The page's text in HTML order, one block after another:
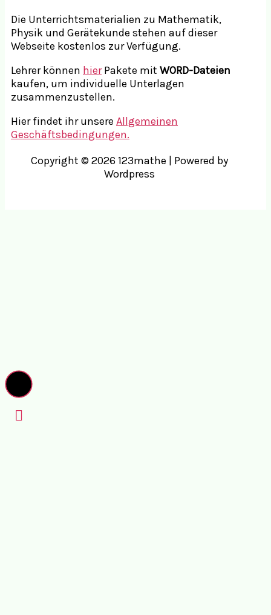
Die Unterrichtsmaterialien zu Mathematik,
Physik und Gerätekunde stehen auf dieser
Webseite kostenlos zur Verfügung.
Lehrer können hierPakete mit WORD-Dateien
kaufen, um individuelle Unterlagen
zusammenzustellen.
Hier findet ihr unsere Allgemeinen
Geschäftsbedingungen.
Copyright © 2026 123mathe | Powered by
Wordpress